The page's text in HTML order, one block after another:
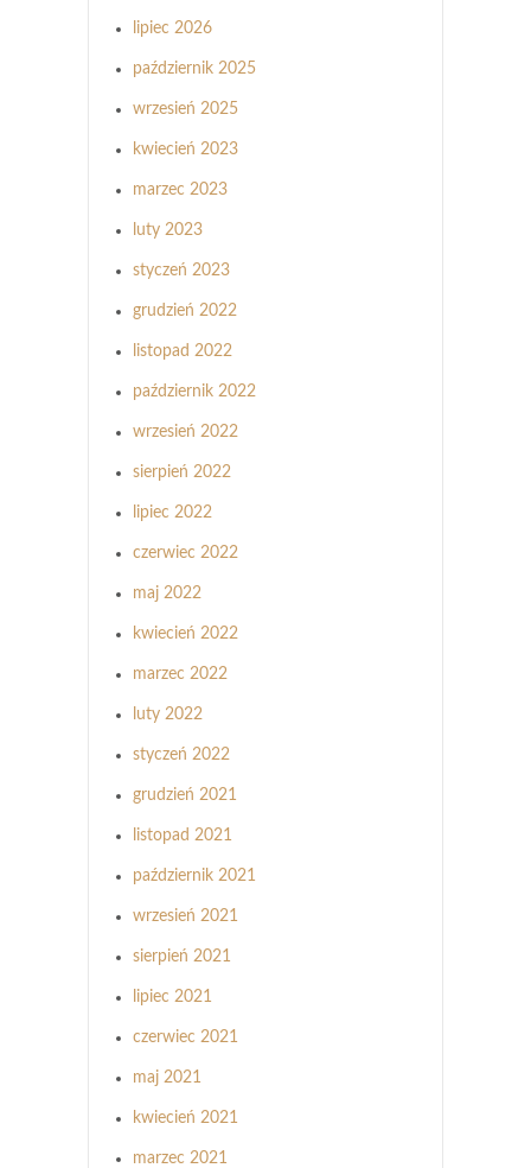
lipiec 2026
październik 2025
wrzesień 2025
kwiecień 2023
marzec 2023
luty 2023
styczeń 2023
grudzień 2022
listopad 2022
październik 2022
wrzesień 2022
sierpień 2022
lipiec 2022
czerwiec 2022
maj 2022
kwiecień 2022
marzec 2022
luty 2022
styczeń 2022
grudzień 2021
listopad 2021
październik 2021
wrzesień 2021
sierpień 2021
lipiec 2021
czerwiec 2021
maj 2021
kwiecień 2021
marzec 2021